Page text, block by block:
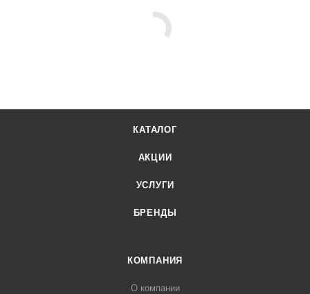
КАТАЛОГ
АКЦИИ
УСЛУГИ
БРЕНДЫ
КОМПАНИЯ
О компании